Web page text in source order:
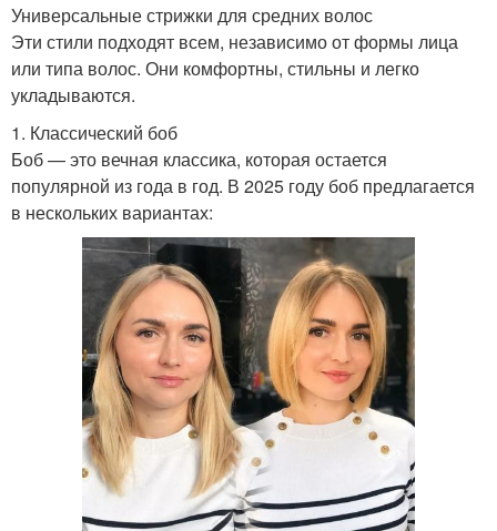
Универсальные стрижки для средних волос
Эти стили подходят всем, независимо от формы лица
или типа волос. Они комфортны, стильны и легко
укладываются.
1. Классический боб
Боб — это вечная классика, которая остается
популярной из года в год. В 2025 году боб предлагается
в нескольких вариантах: